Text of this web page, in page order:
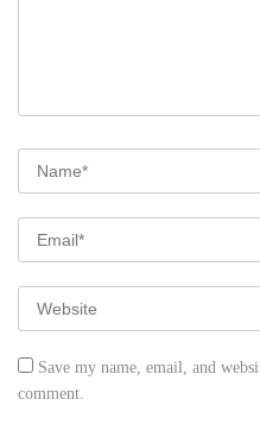
Save my name, email, and
comment.